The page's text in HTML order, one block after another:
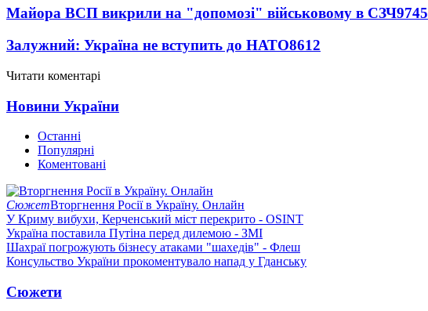
Майора ВСП викрили на "допомозі" військовому в СЗЧ9745
Залужний: Україна не вступить до НАТО8612
Читати коментарі
Новини України
Останні
Популярні
Коментовані
СюжетВторгнення Росії в Україну. Онлайн
У Криму вибухи, Керченський міст перекрито - OSINT
Україна поставила Путіна перед дилемою - ЗМІ
Шахраї погрожують бізнесу атаками "шахедів" - Флеш
Консульство України прокоментувало напад у Гданську
Сюжети